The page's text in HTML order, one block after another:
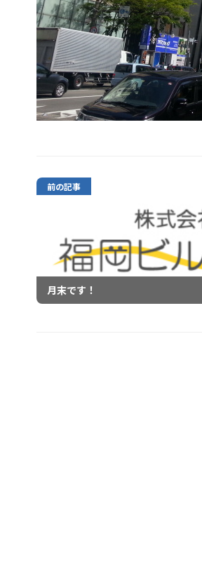
前の記事
月末です！